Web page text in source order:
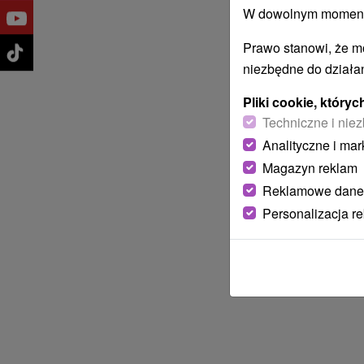
W dowolnym
Prawo stanowi, że
niezbędne do
Pliki cookie,
Techniczne i
Analityczne i
Magazyn reklam
Reklamowe
Personalizacja